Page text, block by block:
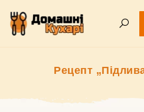
Рецепт